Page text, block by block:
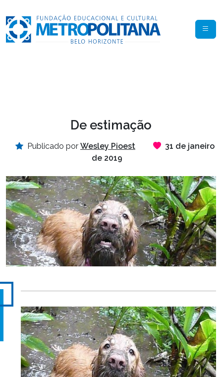
De estimação
Publicado por Wesley Pioest
31 de janeiro
de 2019